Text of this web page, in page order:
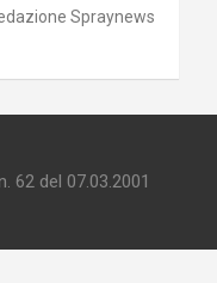
Spraynews
del 07.03.2001